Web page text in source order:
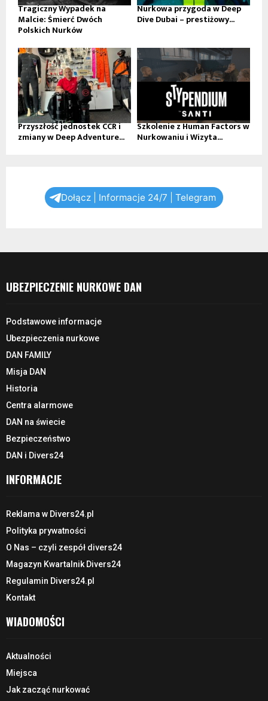
Tragiczny Wypadek na
Malcie: Śmierć Dwóch
Polskich Nurków
Nurkowa przygoda w Deep
Dive Dubai – prestiżowy...
Przyszłość jednostek CCR i
zmiany w Deep Adventure...
Szkolenie z Human Factors w
Nurkowaniu i Wizyta...
Dołącz | Informacje 24/7 | Telegram
UBEZPIECZENIE NURKOWE DAN
Podstawowe informacje
Ubezpieczenia nurkowe
DAN FAMILY
Misja DAN
Historia
Centra alarmowe
DAN na świecie
Bezpieczeństwo
DAN i Divers24
INFORMACJE
Reklama w Divers24.pl
Polityka prywatności
O Nas – czyli zespół divers24
Magazyn Kwartalnik Divers24
Regulamin Divers24.pl
Kontakt
WIADOMOŚCI
Aktualności
Miejsca
Jak zacząć nurkować